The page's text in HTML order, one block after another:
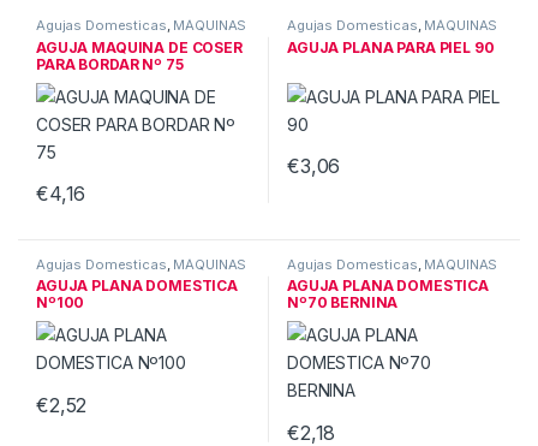
Agujas Domesticas, MÁQUINAS
DE COSER DOMESTICAS
AGUJA MAQUINA DE COSER
PARA BORDAR Nº 75
€4,16
Agujas Domesticas, MÁQUINAS
DE COSER DOMESTICAS
AGUJA PLANA PARA PIEL 90
€3,06
Agujas Domesticas MÁQUINAS
DE COSER DOMESTICAS
AGUJA PLANA DOMESTICA
Nº100
€2,52
Agujas Domesticas MÁQUINAS
DE COSER DOMESTICAS
AGUJA PLANA DOMESTICA
Nº70 BERNINA
€2,18